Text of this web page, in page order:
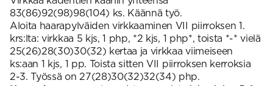
83(86)92(98)98(104) ks. Käännä työ.
Aloita haarapylväiden virkkaaminen VII piirroksen 1.
krs:lta: virkkaa 5 kjs, 1 php, *2 kjs, 1 php*, toista *-* vielä
25(26)28(30)30(32) kertaa ja virkkaa viimeiseen
ks:aan 1 kjs, 1 pp. Toista sitten VII piirroksen kerroksia
2-3. Työssä on 27(28)30(32)32(34) php.